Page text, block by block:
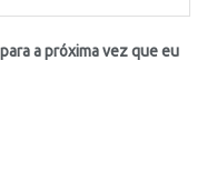
a próxima vez que eu